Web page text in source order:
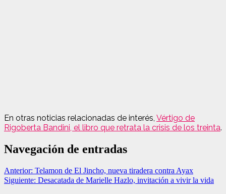
En otras noticias relacionadas de interés, Vértigo de
Rigoberta Bandini, el libro que retrata la crisis de los treinta.
Navegación de entradas
Anterior: Telamon de El Jincho, nueva tiradera contra Ayax
Siguiente: Desacatada de Marielle Hazlo, invitación a vivir la vida